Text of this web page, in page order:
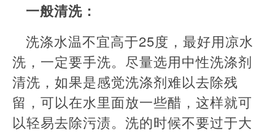
一般清洗：
洗涤水温不宜高于25度，最好用凉水
洗，一定要手洗。尽量选用中性洗涤剂
清洗，如果是感觉洗涤剂难以去除残
留，可以在水里面放一些醋，这样就可
以轻易去除污渍。洗的时候不要过于大